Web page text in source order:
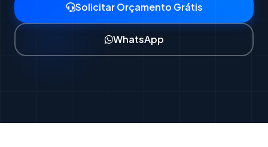
Solicitar Orçamento Grátis
WhatsApp